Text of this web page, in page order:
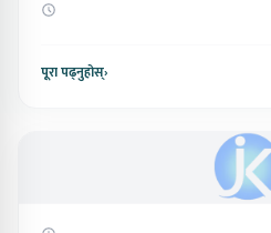
पूरा पढ्नुहोस्›